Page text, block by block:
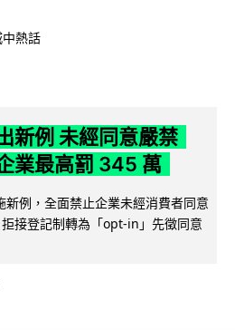
熱話
新例 未經同意嚴禁
業最高罰 345 萬
例，全面禁止企業未經消費者同意
接登記制轉為「opt-in」先徵同意